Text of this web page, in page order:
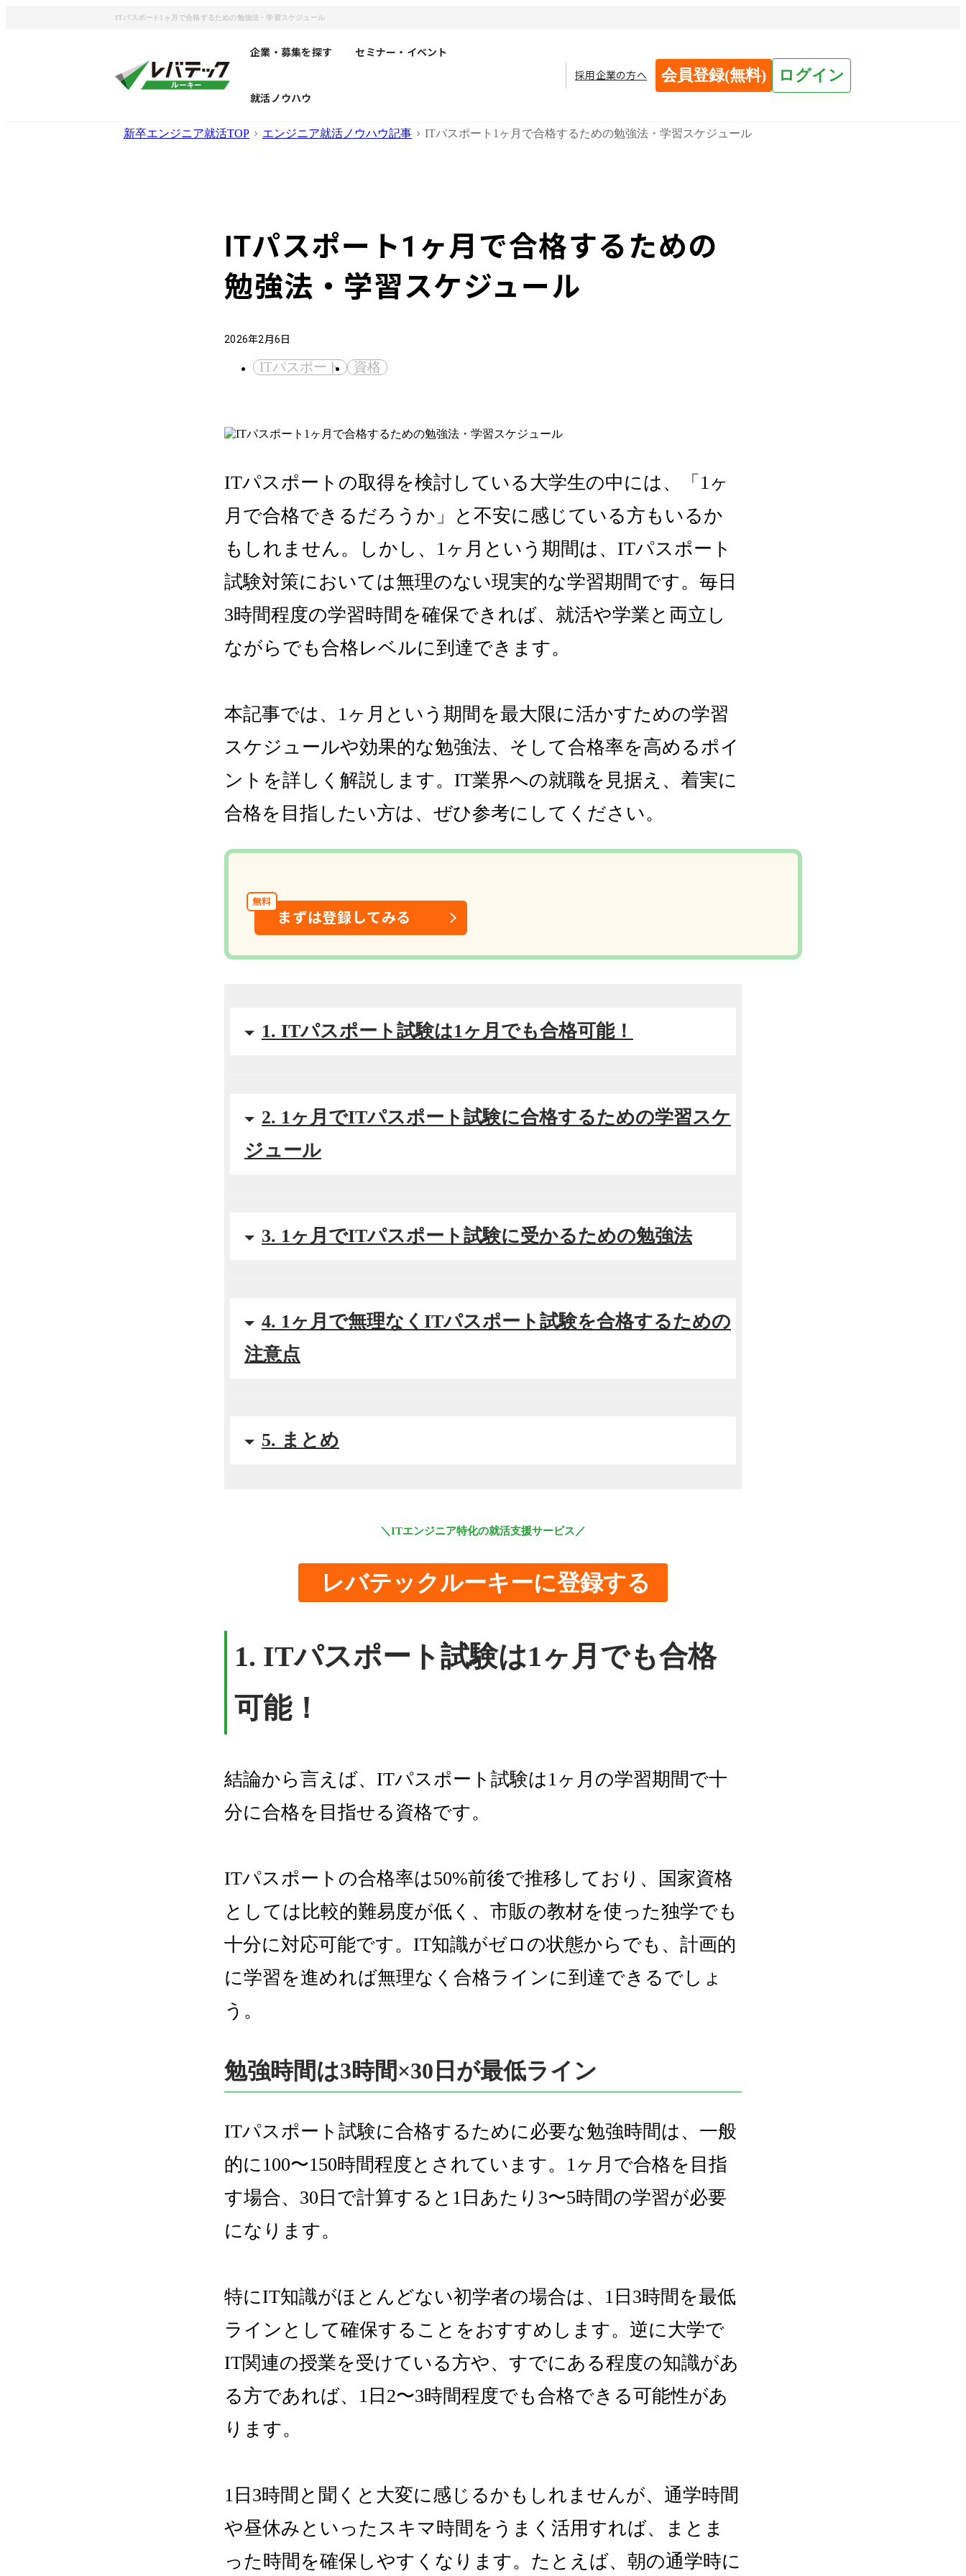
ITパスポート1ヶ月で合格するための勉強法・学習スケジュール
企業・募集を探す セミナー・イベント
就活ノウハウ
採用企業の方へ 会員登録(無料) ログイン
新卒エンジニア就活TOP エンジニア就活ノウハウ記事 ITパスポート1ヶ月で合格するための勉強法・学習スケジュール
ITパスポート1ヶ月で合格するための
勉強法・学習スケジュール
2026年2月6日
ITパスポート 資格
ITパスポートの取得を検討している大学生の中には、「1ヶ
月で合格できるだろうか」と不安に感じている方もいるか
もしれません。しかし、1ヶ月という期間は、ITパスポート
試験対策においては無理のない現実的な学習期間です。毎日
3時間程度の学習時間を確保できれば、就活や学業と両立し
ながらでも合格レベルに到達できます。
本記事では、1ヶ月という期間を最大限に活かすための学習
スケジュールや効果的な勉強法、そして合格率を高めるポイ
ントを詳しく解説します。IT業界への就職を見据え、着実に
合格を目指したい方は、ぜひ参考にしてください。
無料
まずは登録してみる
1. ITパスポート試験は1ヶ月でも合格可能！
2. 1ヶ月でITパスポート試験に合格するための学習スケ
ジュール
3. 1ヶ月でITパスポート試験に受かるための勉強法
4. 1ヶ月で無理なくITパスポート試験を合格するための
注意点
5. まとめ
＼ITエンジニア特化の就活支援サービス／
レバテックルーキーに登録する
1. ITパスポート試験は1ヶ月でも合格
可能！
結論から言えば、ITパスポート試験は1ヶ月の学習期間で十
分に合格を目指せる資格です。
ITパスポートの合格率は50%前後で推移しており、国家資格
としては比較的難易度が低く、市販の教材を使った独学でも
十分に対応可能です。IT知識がゼロの状態からでも、計画的
に学習を進めれば無理なく合格ラインに到達できるでしょ
う。
勉強時間は3時間×30日が最低ライン
ITパスポート試験に合格するために必要な勉強時間は、一般
的に100〜150時間程度とされています。1ヶ月で合格を目指
す場合、30日で計算すると1日あたり3〜5時間の学習が必要
になります。
特にIT知識がほとんどない初学者の場合は、1日3時間を最低
ラインとして確保することをおすすめします。逆に大学で
IT関連の授業を受けている方や、すでにある程度の知識があ
る方であれば、1日2〜3時間程度でも合格できる可能性があ
ります。
1日3時間と聞くと大変に感じるかもしれませんが、通学時間
や昼休みといったスキマ時間をうまく活用すれば、まとま
った時間を確保しやすくなります。たとえば、朝の通学時に